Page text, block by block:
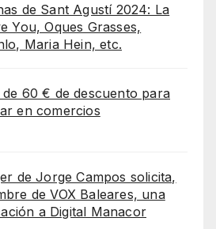
de Sant Agustí 2024: La
You, Oques Grasses,
Maria Hein, etc.
de 60 € de descuento para
en comercios
de Jorge Campos solicita,
de VOX Baleares, una
a Digital Manacor